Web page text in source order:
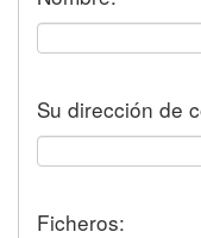
Su dirección de
Ficheros: